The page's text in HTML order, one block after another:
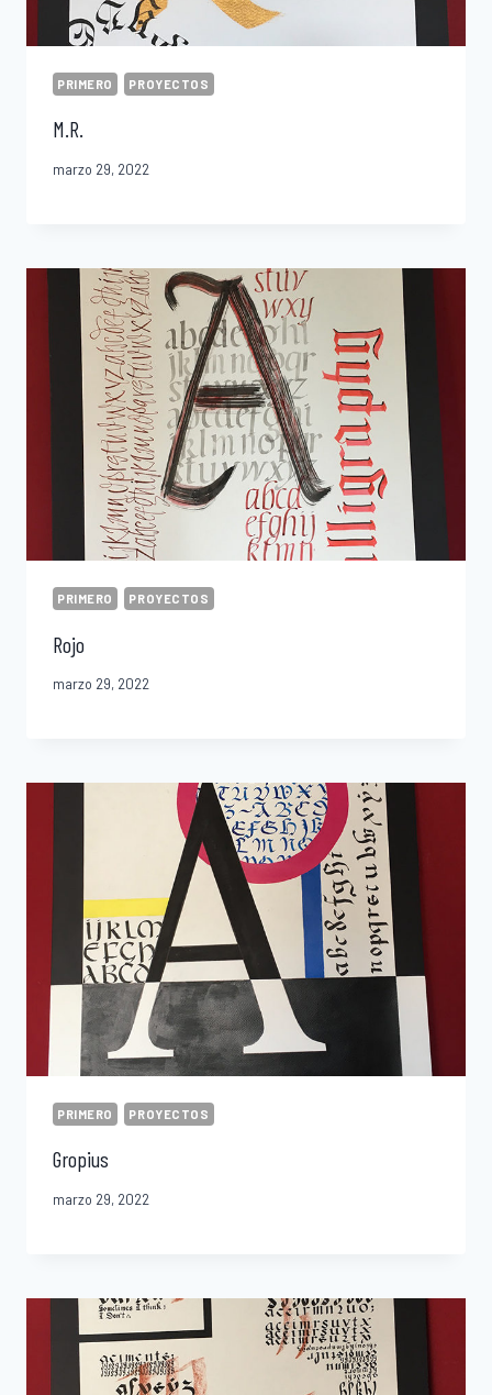
PRIMERO PROYECTOS
M.R.
marzo 29, 2022
PRIMERO PROYECTOS
Rojo
marzo 29, 2022
PRIMERO PROYECTOS
Gropius
marzo 29, 2022